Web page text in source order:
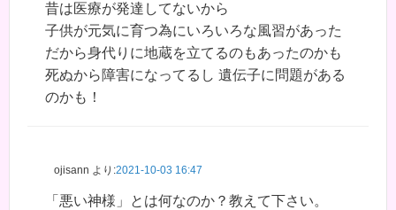
昔は医療が発達してないから
子供が元気に育つ為にいろいろな風習があった
だから身代りに地蔵を立てるのもあったのかも
死ぬから障害になってるし 遺伝子に問題がある
のかも！
ojisann より:2021-10-03 16:47
「悪い神様」とは何なのか？教えて下さい。